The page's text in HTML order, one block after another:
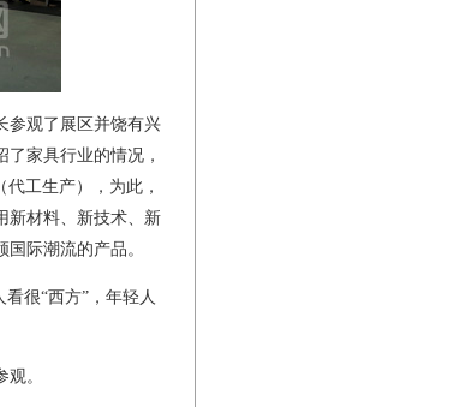
参观了展区并饶有兴
家具行业的情况，
工生产），为此，
新材料、新技术、新
际潮流的产品。
很“西方”，年轻人
。